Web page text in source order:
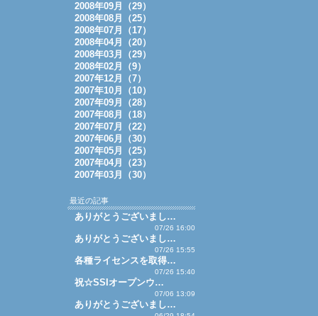
2008年09月（29）
2008年08月（25）
2008年07月（17）
2008年04月（20）
2008年03月（29）
2008年02月（9）
2007年12月（7）
2007年10月（10）
2007年09月（28）
2007年08月（18）
2007年07月（22）
2007年06月（30）
2007年05月（25）
2007年04月（23）
2007年03月（30）
最近の記事
ありがとうございまし…
07/26 16:00
ありがとうございまし…
07/26 15:55
各種ライセンスを取得…
07/26 15:40
祝☆SSIオープンウ…
07/06 13:09
ありがとうございまし…